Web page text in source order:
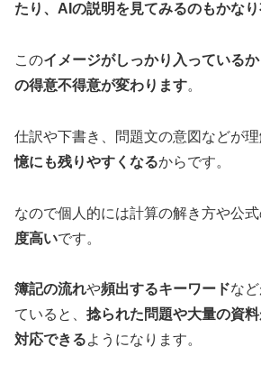
たり、AIの説明を見てみるのもかな
このイメージがしっかり入っている
の得意不得意が変わります。
仕訳や下書き、問題文の意図などが理
憶にも残りやすくなるからです。
なので個人的には計算の解き方や公式
度高いです。
簿記の流れや頻出するキーワードな
ていると、 捻られた問題や大量の資
対応できるようになります。